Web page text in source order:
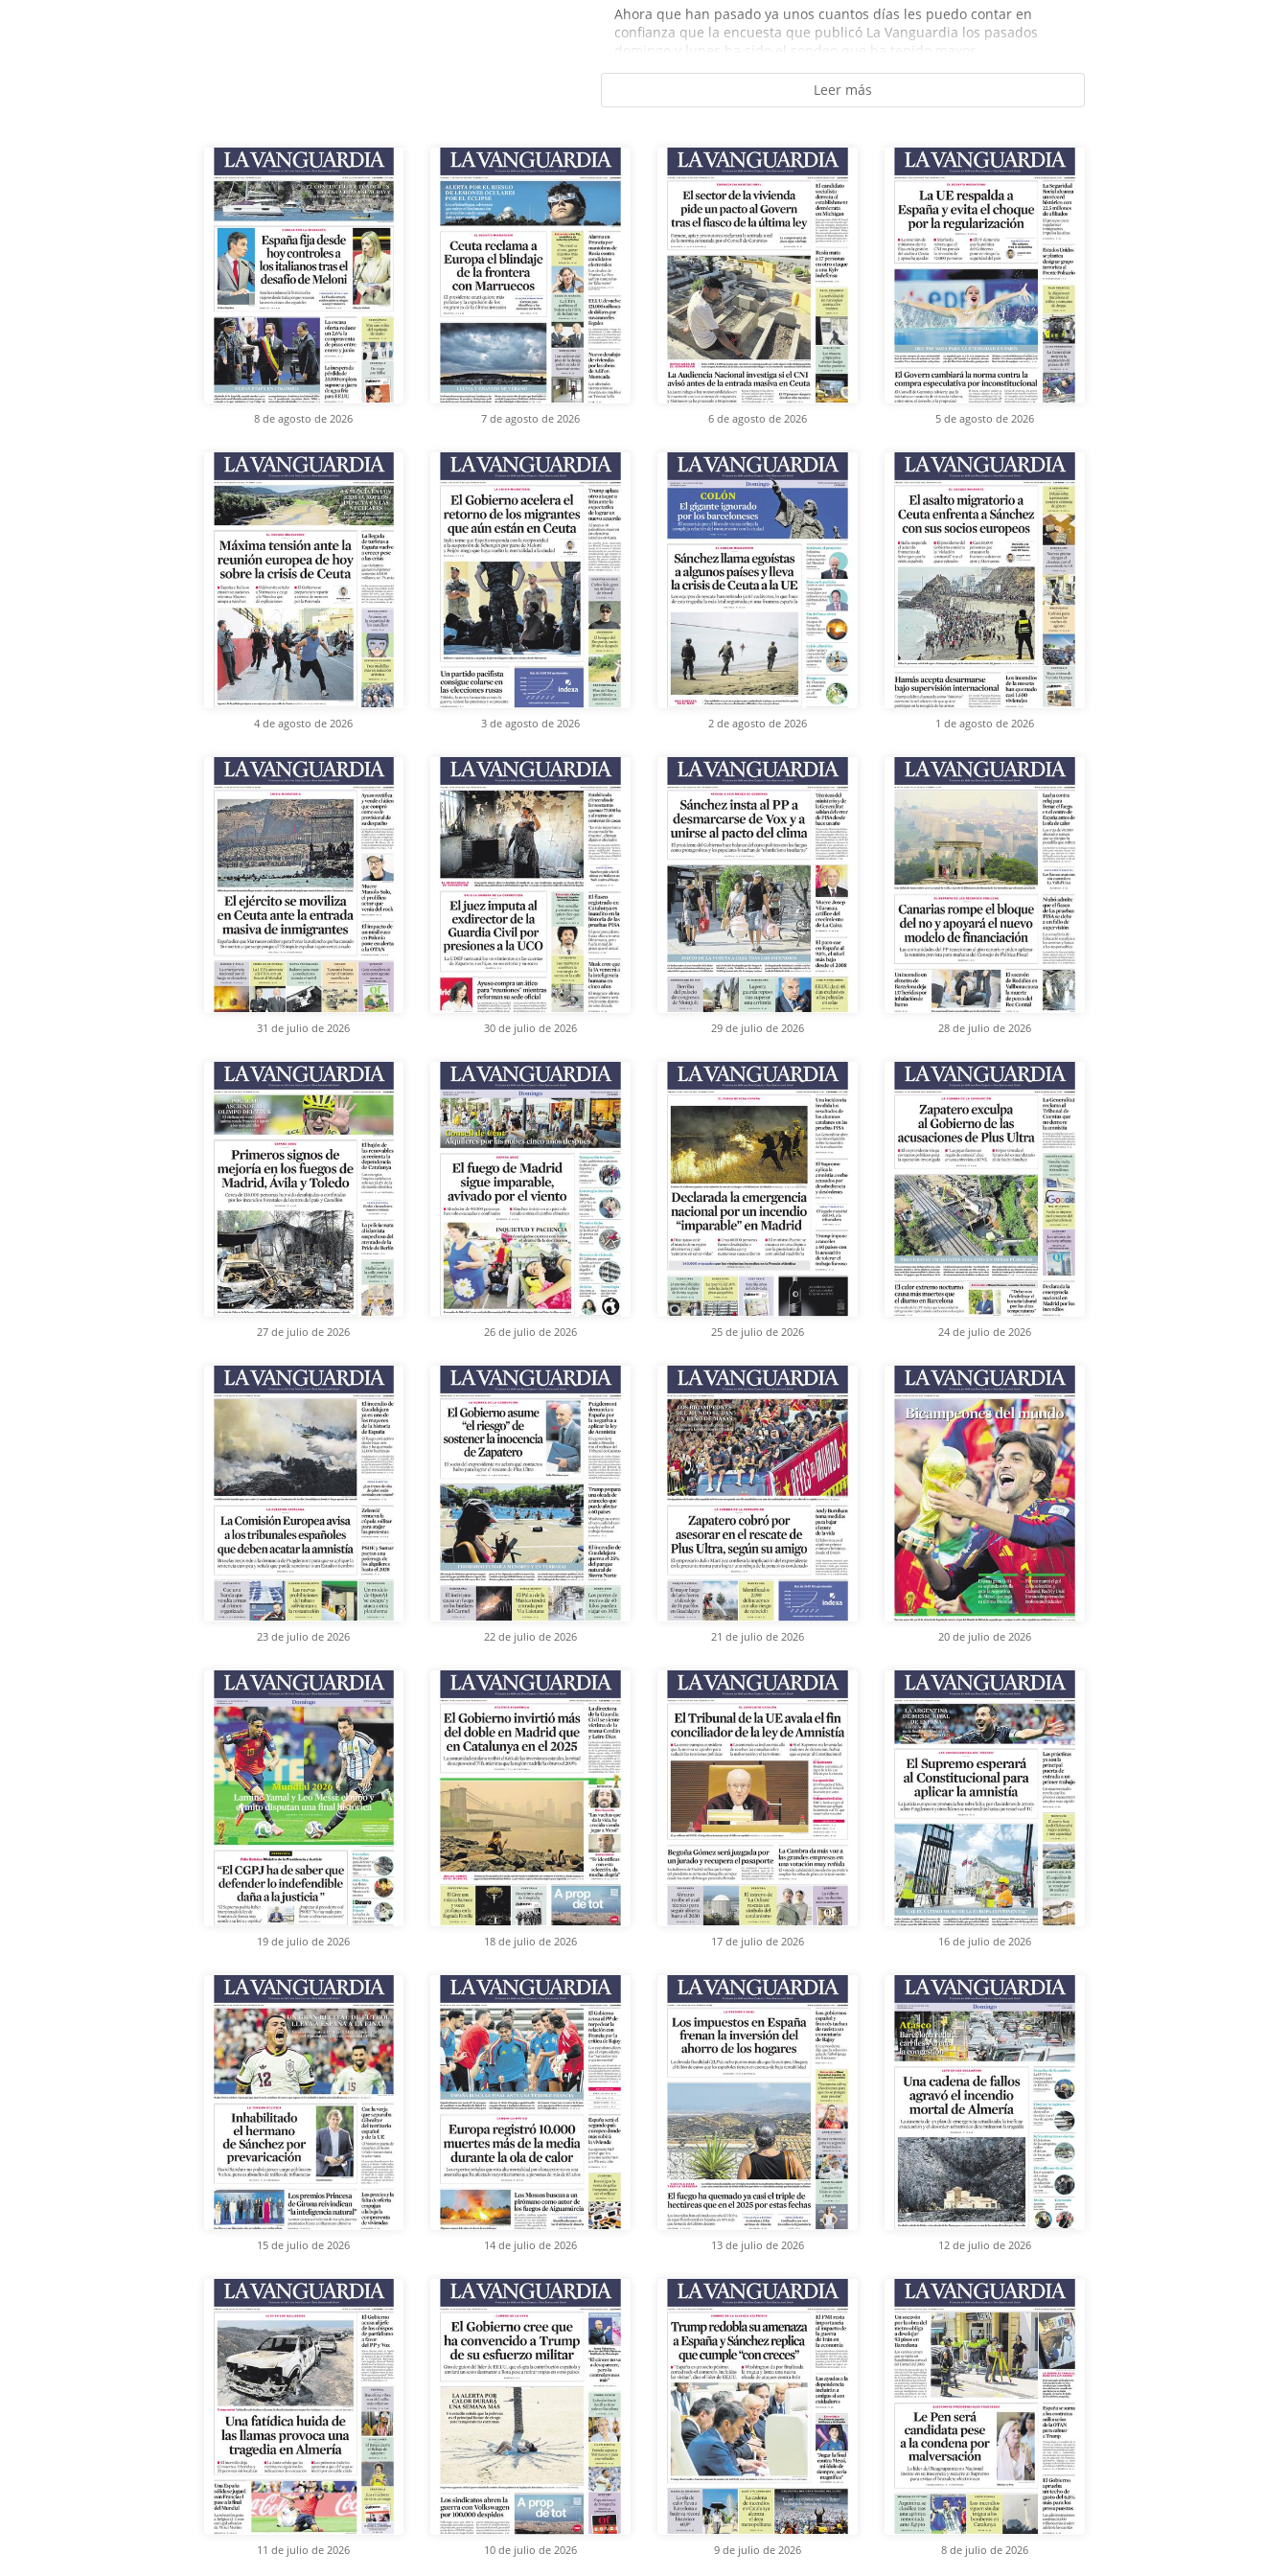
Ahora que han pasado ya unos cuantos días les puedo contar en
confianza que la encuesta que publicó La Vanguardia los pasados
domingo y lunes ha sido el sondeo que ha tenido mayor...
Leer más
8 de agosto de 2026 7 de agosto de 2026 6 de agosto de 2026 5 de agosto de 2026
4 de agosto de 2026 3 de agosto de 2026 2 de agosto de 2026 1 de agosto de 2026
31 de julio de 2026 30 de julio de 2026 29 de julio de 2026 28 de julio de 2026
27 de julio de 2026 26 de julio de 2026 25 de julio de 2026 24 de julio de 2026
23 de julio de 2026 22 de julio de 2026 21 de julio de 2026 20 de julio de 2026
19 de julio de 2026 18 de julio de 2026 17 de julio de 2026 16 de julio de 2026
15 de julio de 2026 14 de julio de 2026 13 de julio de 2026 12 de julio de 2026
11 de julio de 2026 10 de julio de 2026 9 de julio de 2026 8 de julio de 2026